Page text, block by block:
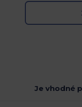
Je vhodné